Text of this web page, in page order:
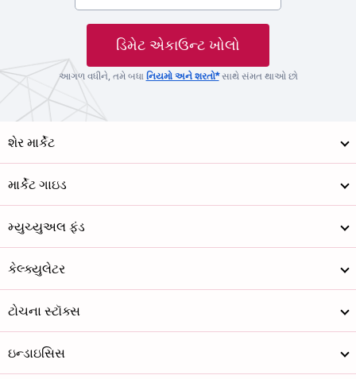
ડિમેટ એકાઉન્ટ ખોલો
આગળ વધીને, તમે બધા નિયમો અને શરતો*સાથે સંમત થાઓ છો
શેર માર્કેટ
માર્કેટ ગાઇડ
મ્યુચ્યુઅલ ફંડ
કેલ્ક્યુલેટર
ટોચના સ્ટૉક્સ
ઇન્ડાઇસિસ